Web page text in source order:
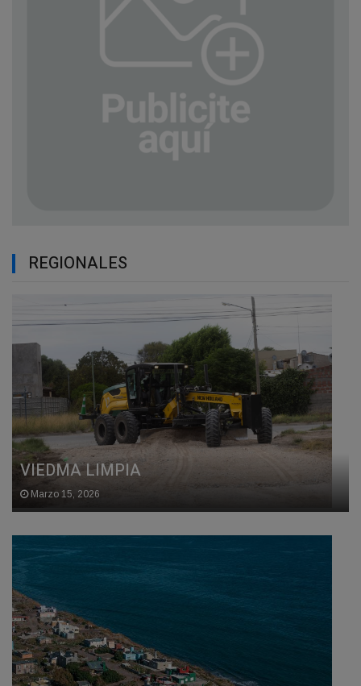
REGIONALES
VIEDMA LIMPIA
Marzo 15, 2026